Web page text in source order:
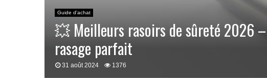
Guide d'achat
💥 Meilleurs rasoirs de sûreté 2026
rasage parfait
31 août 2024 1376